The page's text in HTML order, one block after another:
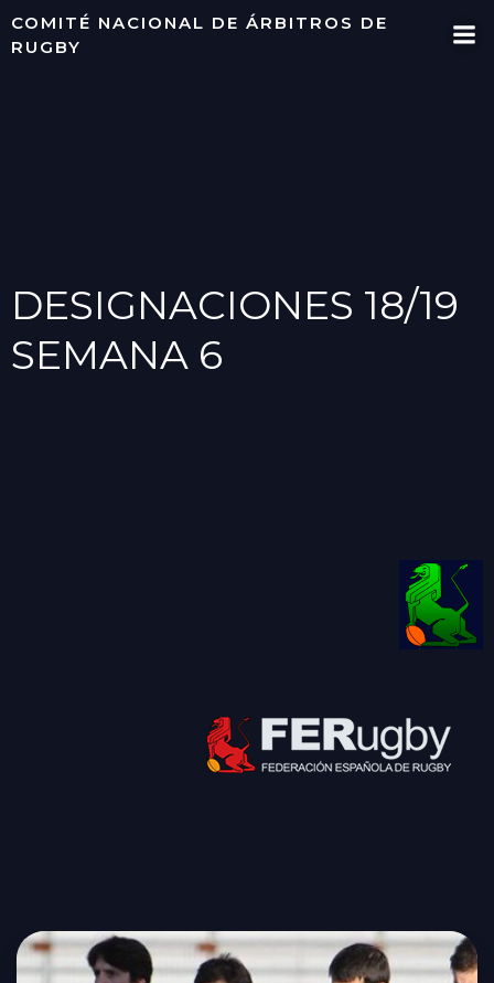
Saltar
COMITÉ NACIONAL DE ÁRBITROS DE
RUGBY
DESIGNACIONES 18/19
SEMANA 6